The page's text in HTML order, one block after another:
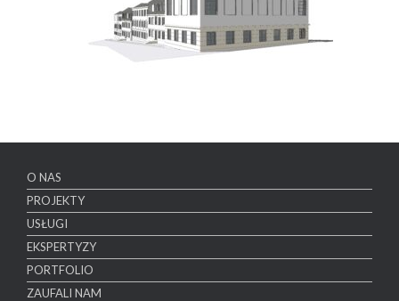
O NAS
PROJEKTY
USŁUGI
EKSPERTYZY
PORTFOLIO
ZAUFALI NAM